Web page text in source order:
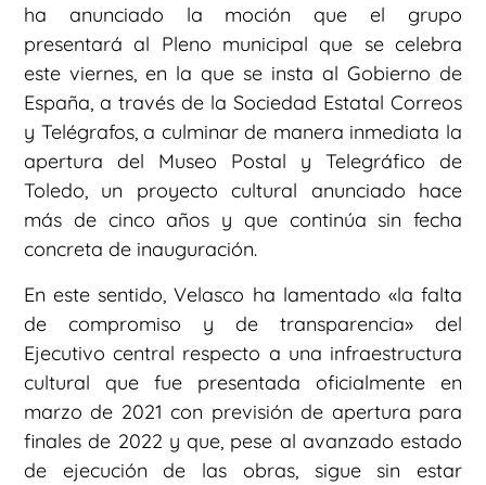
ha anunciado la moción que el grupo
presentará al Pleno municipal que se celebra
este viernes, en la que se insta al Gobierno de
España, a través de la Sociedad Estatal Correos
y Telégrafos, a culminar de manera inmediata la
apertura del Museo Postal y Telegráfico de
Toledo, un proyecto cultural anunciado hace
más de cinco años y que continúa sin fecha
concreta de inauguración.
En este sentido, Velasco ha lamentado «la falta
de compromiso y de transparencia» del
Ejecutivo central respecto a una infraestructura
cultural que fue presentada oficialmente en
marzo de 2021 con previsión de apertura para
finales de 2022 y que, pese al avanzado estado
de ejecución de las obras, sigue sin estar